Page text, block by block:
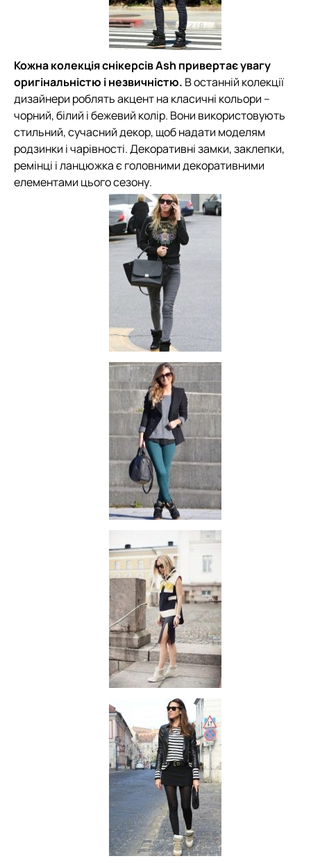
Кожна колекція снікерсів Ash привертає увагу
оригінальністю і незвичністю. В останній колекції
дизайнери роблять акцент на класичні кольори –
чорний, білий і бежевий колір. Вони використовують
стильний, сучасний декор, щоб надати моделям
родзинки і чарівності. Декоративні замки, заклепки,
ремінці і ланцюжка є головними декоративними
елементами цього сезону.